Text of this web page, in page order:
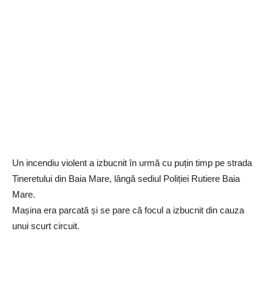
Un incendiu violent a izbucnit în urmă cu puțin timp pe strada
Tineretului din Baia Mare, lângă sediul Poliției Rutiere Baia
Mare.
Mașina era parcată și se pare că focul a izbucnit din cauza
unui scurt circuit.